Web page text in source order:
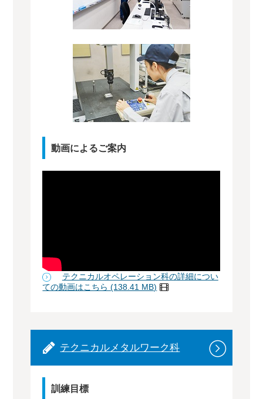
動画によるご案内
テクニカルオペレーション科の詳細につい
ての動画はこちら (138.41 MB)
テクニカルメタルワーク科
訓練目標